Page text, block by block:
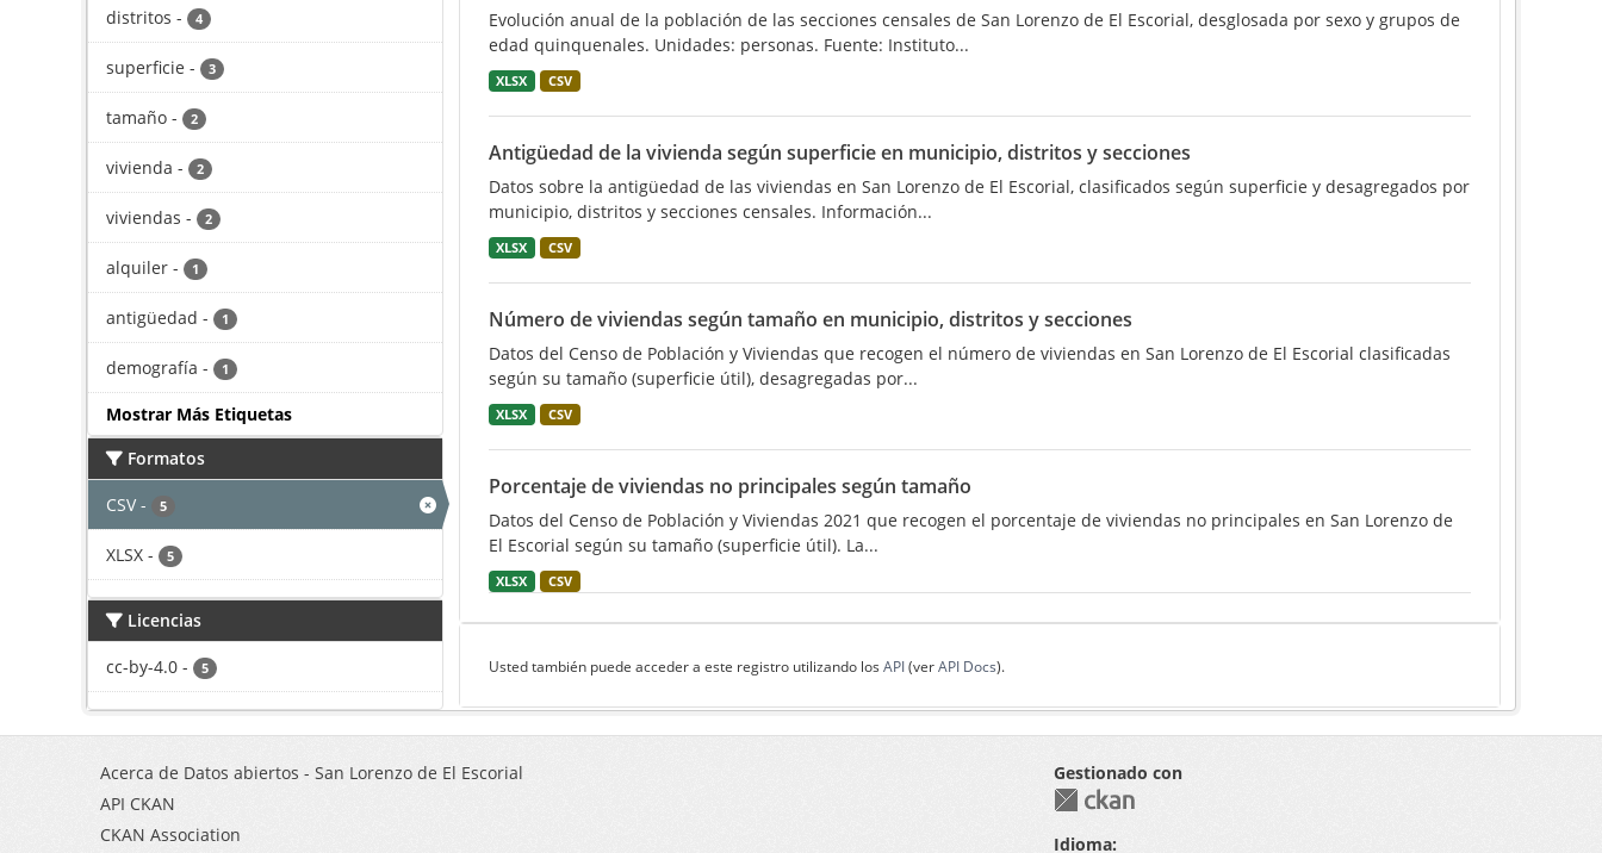
distritos - 4
superficie - 3
tamaño - 2
vivienda - 2
viviendas - 2
alquiler - 1
antigüedad - 1
demografía - 1
Mostrar Más Etiquetas
Formatos
CSV - 5
XLSX - 5
Licencias
cc-by-4.0 - 5
Evolución anual de la población de las secciones censales de San Lorenzo de El Escorial, desglosada por sexo y grupos de
edad quinquenales. Unidades: personas. Fuente: Instituto...
XLSX CSV
Antigüedad de la vivienda según superficie en municipio, distritos y secciones
Datos sobre la antigüedad de las viviendas en San Lorenzo de El Escorial, clasificados según superficie y desagregados por
municipio, distritos y secciones censales. Información...
XLSX CSV
Número de viviendas según tamaño en municipio, distritos y secciones
Datos del Censo de Población y Viviendas que recogen el número de viviendas en San Lorenzo de El Escorial clasificadas
según su tamaño (superficie útil), desagregadas por...
XLSX CSV
Porcentaje de viviendas no principales según tamaño
Datos del Censo de Población y Viviendas 2021 que recogen el porcentaje de viviendas no principales en San Lorenzo de
El Escorial según su tamaño (superficie útil). La...
XLSX CSV
Usted también puede acceder a este registro utilizando los API(verAPI Docs).
Acerca de Datos abiertos - San Lorenzo de El Escorial
API CKAN
CKAN Association
Gestionado con
Idioma